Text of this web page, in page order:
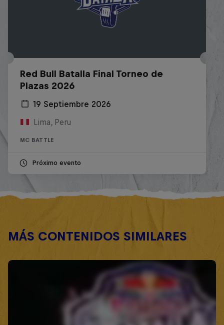
Red Bull Batalla Final Torneo de
Plazas 2026
19 Septiembre 2026
Lima, Peru
MC BATTLE
Próximo evento
MÁS CONTENIDOS SIMILARES